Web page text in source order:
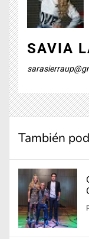
SAVIA
También